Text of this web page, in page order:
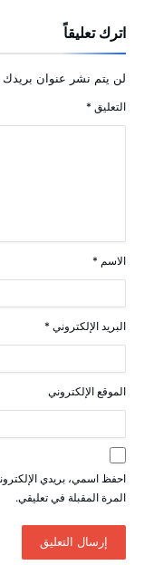
اترك تعليقاً
لن يتم نشر عنوان بريدك
التعليق *
الاسم *
البريد الإلكتروني *
الموقع الإلكتروني
احفظ اسمي، بريدي
المرة المقبلة في تعليقي.